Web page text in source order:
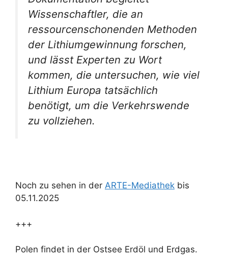
Wissenschaftler, die an
ressourcenschonenden Methoden
der Lithiumgewinnung forschen,
und lässt Experten zu Wort
kommen, die untersuchen, wie viel
Lithium Europa tatsächlich
benötigt, um die Verkehrswende
zu vollziehen.
Noch zu sehen in der ARTE-Mediathek bis
05.11.2025
+++
Polen findet in der Ostsee Erdöl und Erdgas.